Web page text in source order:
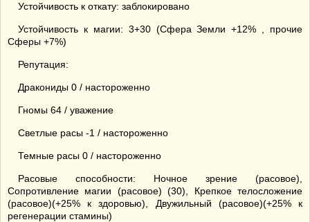
Устойчивость к откату: заблокировано
Устойчивость к магии: 3+30 (Сфера Земли +12% , прочие
Сферы +7%)
Репутация:
Дракониды 0 / настороженно
Гномы 64 / уважение
Светлые расы -1 / настороженно
Темные расы 0 / настороженно
Расовые способности: Ночное зрение (расовое),
Сопротивление магии (расовое) (30), Крепкое телосложение
(расовое)(+25% к здоровью), Двужильный (расовое)(+25% к
регенерации стамины)